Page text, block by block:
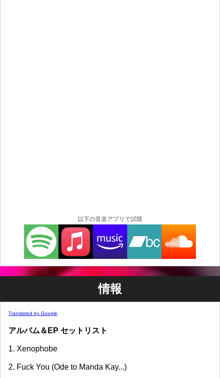
以下の音楽アプリで試聴
情報
Translated by Google
アルバム＆EP セットリスト
1. Xenophobe
2. Fuck You (Ode to Manda Kay...)